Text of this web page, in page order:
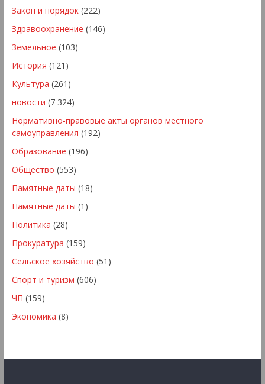
Закон и порядок(222)
Здравоохранение (146)
Земельное (103)
История (121)
Культура (261)
новости (7 324)
Нормативно-правовые акты органов местного
самоуправления (192)
Образование (196)
Общество (553)
Памятные даты (18)
Памятные даты (1)
Политика (28)
Прокуратура (159)
Сельское хозяйство (51)
Спорт и туризм (606)
ЧП (159)
Экономика (8)